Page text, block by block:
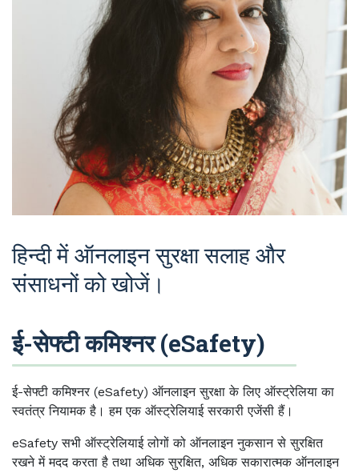
हिन्दी में ऑनलाइन सुरक्षा सलाह और
संसाधनों को खोजें।
ई-सेफ्टी कमिश्नर (eSafety)
ई-सेफ्टी कमिश्नर (eSafety) ऑनलाइन सुरक्षा के लिए ऑस्ट्रेलिया का
स्वतंत्र नियामक है। हम एक ऑस्ट्रेलियाई सरकारी एजेंसी हैं।
eSafety सभी ऑस्ट्रेलियाई लोगों को ऑनलाइन नुकसान से सुरक्षित
रखने में मदद करता है तथा अधिक सुरक्षित, अधिक सकारात्मक ऑनलाइन